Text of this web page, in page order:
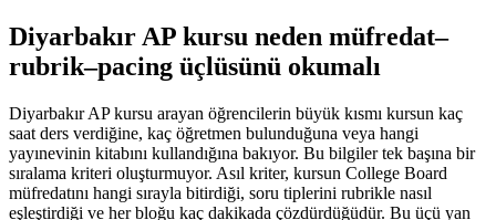
Diyarbakır AP kursu neden müfredat–
rubrik–pacing üçlüsünü okumalı
Diyarbakır AP kursu arayan öğrencilerin büyük kısmı kursun kaç
saat ders verdiğine, kaç öğretmen bulunduğuna veya hangi
yayınevinin kitabını kullandığına bakıyor. Bu bilgiler tek başına bir
sıralama kriteri oluşturmuyor. Asıl kriter, kursun College Board
müfredatını hangi sırayla bitirdiği, soru tiplerini rubrikle nasıl
eşleştirdiği ve her bloğu kaç dakikada çözdürdüğüdür. Bu üçü yan